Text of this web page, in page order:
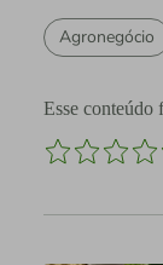
Agronegócio
Esse conteúdo